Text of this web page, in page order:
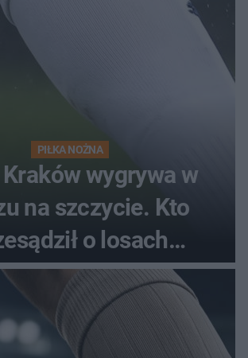
PIŁKA NOŻNA
Kraków wygrywa w
na szczycie. Kto
o losach
spotkania?